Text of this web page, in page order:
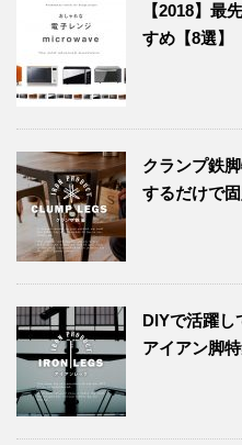
【2018】最
すめ【8選】
クランプ鉄
するだけで
DIYで活躍し
アイアン脚